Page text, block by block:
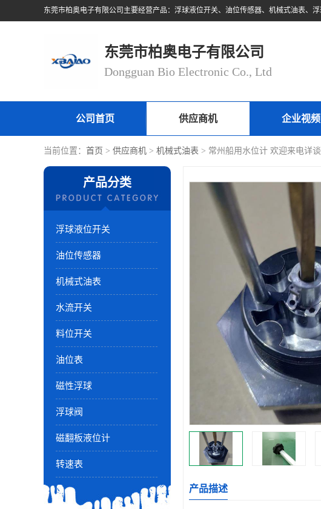
东莞市柏奥电子有限公司
Dongguan Bio Electronic Co., Ltd
公司首页 供应商机 企业视频
当前位置： 首页 > 供应商机 > 机械式油表 > 常州船用水位计 欢迎来电详谈
产品分类
浮球液位开关
油位传感器
机械式油表
水流开关
料位开关
油位表
磁性浮球
浮球阀
磁翻板液位计
转速表
产品描述